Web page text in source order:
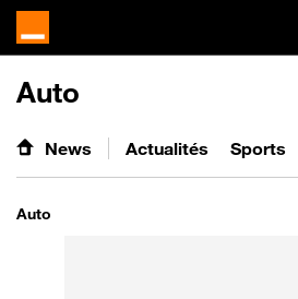
Auto
News Actualités Sports
Auto